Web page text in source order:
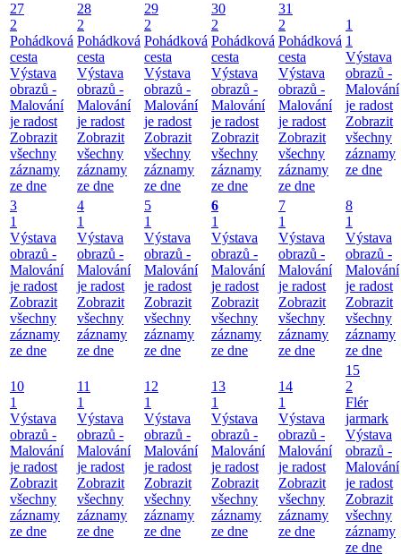
27
2
Pohádková
cesta
Výstava
obrazů -
Malování
je radost
Zobrazit
všechny
záznamy
ze dne
28
2
Pohádková
cesta
Výstava
obrazů -
Malování
je radost
Zobrazit
všechny
záznamy
ze dne
29
2
Pohádková
cesta
Výstava
obrazů -
Malování
je radost
Zobrazit
všechny
záznamy
ze dne
30
2
Pohádková
cesta
Výstava
obrazů -
Malování
je radost
Zobrazit
všechny
záznamy
ze dne
31
2
Pohádková
cesta
Výstava
obrazů -
Malování
je radost
Zobrazit
všechny
záznamy
ze dne
1
1
Výstava
obrazů -
Malování
je radost
Zobrazit
všechny
záznamy
ze dne
3
1
Výstava
obrazů -
Malování
je radost
Zobrazit
všechny
záznamy
ze dne
4
1
Výstava
obrazů -
Malování
je radost
Zobrazit
všechny
záznamy
ze dne
5
1
Výstava
obrazů -
Malování
je radost
Zobrazit
všechny
záznamy
ze dne
6
1
Výstava
obrazů -
Malování
je radost
Zobrazit
všechny
záznamy
ze dne
7
1
Výstava
obrazů -
Malování
je radost
Zobrazit
všechny
záznamy
ze dne
8
1
Výstava
obrazů -
Malování
je radost
Zobrazit
všechny
záznamy
ze dne
10
1
Výstava
obrazů -
Malování
je radost
Zobrazit
všechny
záznamy
ze dne
11
1
Výstava
obrazů -
Malování
je radost
Zobrazit
všechny
záznamy
ze dne
12
1
Výstava
obrazů -
Malování
je radost
Zobrazit
všechny
záznamy
ze dne
13
1
Výstava
obrazů -
Malování
je radost
Zobrazit
všechny
záznamy
ze dne
14
1
Výstava
obrazů -
Malování
je radost
Zobrazit
všechny
záznamy
ze dne
15
2
Flér
jarmark
Výstava
obrazů -
Malování
je radost
Zobrazit
všechny
záznamy
ze dne